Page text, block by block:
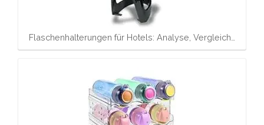
Flaschenhalterungen für Hotels: Analyse, Vergleich…